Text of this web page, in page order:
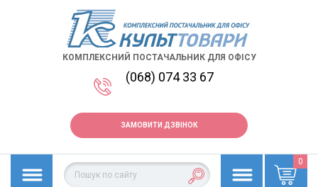
КОМПЛЕКСНИЙ ПОСТАЧАЛЬНИК ДЛЯ ОФІСУ
(068) 074 33 67
ЗАМОВИТИ ДЗВІНОК
0